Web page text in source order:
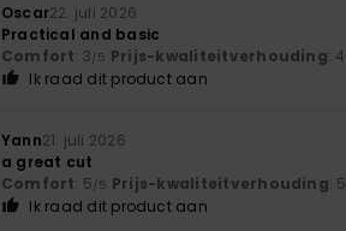
Oscar22. juli 2026
Practical and basic
Comfort: 3/5 Prijs-kwaliteitverhouding: 4
Ik raad dit product aan
Yann21. juli 2026
a great cut
Comfort: 5/5 Prijs-kwaliteitverhouding: 5
Ik raad dit product aan